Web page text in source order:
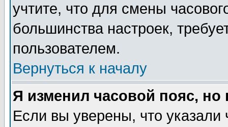
учтите, что для смены
большинства настроек,
пользователем.
Вернуться к началу
Я изменил часовой пояс,
Если вы уверены, что указали